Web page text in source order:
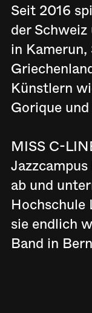
Seit 2016
der
in Kamerun,
Künstlern
Gorique
MISS C-
ab und
sie endlich
Band in